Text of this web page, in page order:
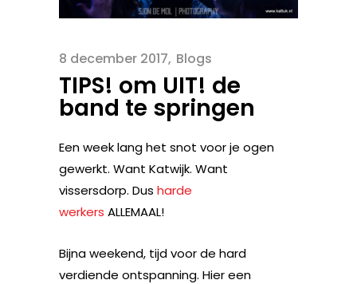
8 december 2017 Blogs
TIPS! om UIT! de
band te springen
Een week lang het snot voor je ogen
gewerkt. Want Katwijk. Want
vissersdorp. Dus harde
werkers ALLEMAAL!
Bijna weekend, tijd voor de hard
verdiende ontspanning. Hier een